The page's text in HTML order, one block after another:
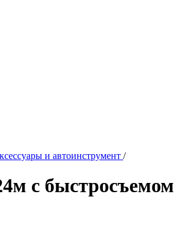
и автоинструмент /
с быстросъемом